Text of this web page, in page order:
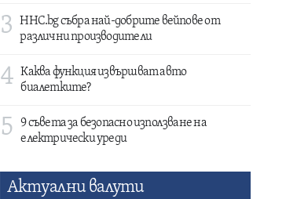
3
HHC.bg събра най-добрите вейпове от
различни производители
4 Каква функция извършват авто
биалетките?
5
9 съвета за безопасно използване на
електрически уреди
Актуални валути